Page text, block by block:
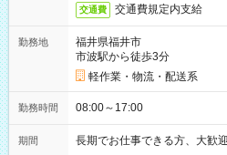
交通費 交通費規定内支給
勤務地
福井県福井市
市波駅から徒歩3分
軽作業・物流・配送系
勤務時間 08:00～17:00
期間 長期でお仕事できる方、大歓迎